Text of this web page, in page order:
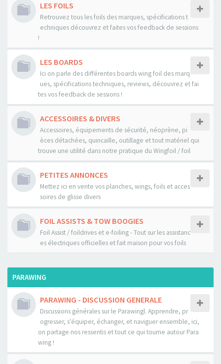
LES FOILS
Retrouvez tous les foils des marques, spécifications t
echniques découvrez et faites vos feedback de sessions
!
LES BOARDS
Ici on parle des différentes boards wing foil des marq
ues, spécifications techniques, reviews, découvrez et fai
tes vos feedback de sessions !
ACCESSOIRES & DIVERS
Accessoires, équipements de sécurité, néoprène, pi
èces détachées, quincaille, outillage et tout matériel qui
trouve une utilité dans notre pratique du Wingfoil / foil
PETITES ANNONCES
Mettez ici en vente vos planches, wings, foils et acces
soires de glisse divers
FOIL ASSISTS & TOW BOOGIES
Foil Assist / foildrives et e-foiling - Tout sur les assistanc
es électriques officielles et fait maison pour vos foils
PARAWING
PARAWING - DISCUSSION GENERALE
Discussions générales sur le Parawingl. Apprendre, pr
ogresser, s'équiper, échanger, et naviguer ensemble, ici,
on partage nos ressentis et tout ce qui tourne autour Para
wing !